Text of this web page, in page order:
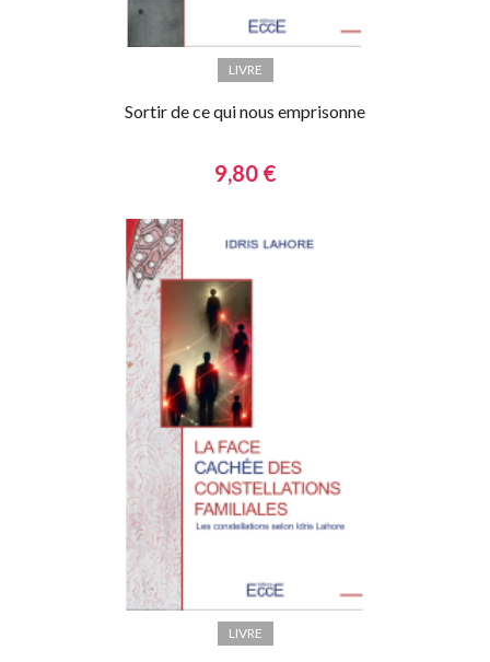
LIVRE
Sortir de ce qui nous emprisonne
9,80 €
LIVRE